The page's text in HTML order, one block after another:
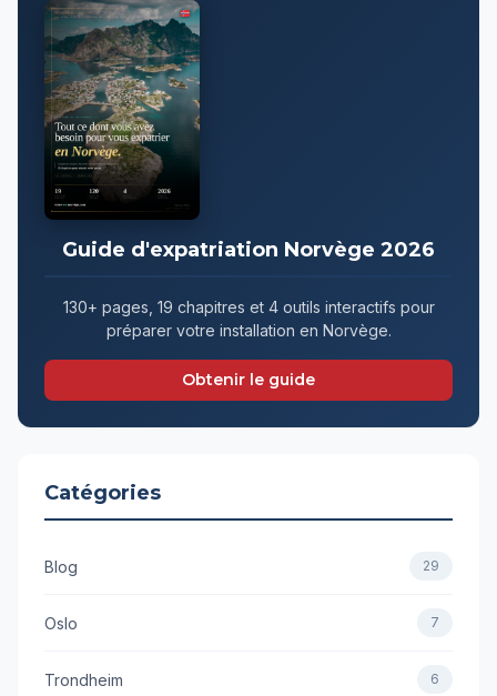
Guide d'expatriation Norvège 2026
130+ pages, 19 chapitres et 4 outils interactifs pour
préparer votre installation en Norvège.
Obtenir le guide
Catégories
Blog 29
Oslo 7
Trondheim 6